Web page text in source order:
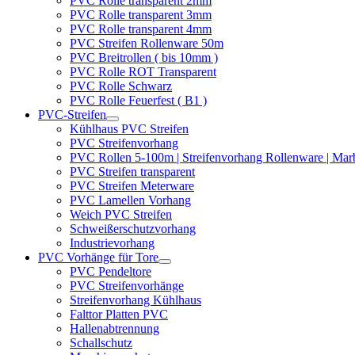
PVC Rolle transparent 3mm
PVC Rolle transparent 4mm
PVC Streifen Rollenware 50m
PVC Breitrollen ( bis 10mm )
PVC Rolle ROT Transparent
PVC Rolle Schwarz
PVC Rolle Feuerfest ( B1 )
PVC-Streifen
Kühlhaus PVC Streifen
PVC Streifenvorhang
PVC Rollen 5-100m | Streifenvorhang Rollenware |
PVC Streifen transparent
PVC Streifen Meterware
PVC Lamellen Vorhang
Weich PVC Streifen
Schweißerschutzvorhang
Industrievorhang
PVC Vorhänge für Tore
PVC Pendeltore
PVC Streifenvorhänge
Streifenvorhang Kühlhaus
Falttor Platten PVC
Hallenabtrennung
Schallschutz